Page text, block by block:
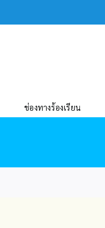
ช่องทางร้องเรียน